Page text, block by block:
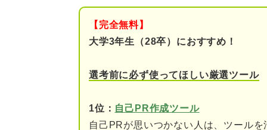
混同されがちなコンピテ
業務遂行能力を構成する2つの
発揮能力
【完全無料】
大学3年生（28卒）におすすめ！
選考前に必ず使ってほしい厳選ツール
1位： 自己PR作成ツール
自己PRが思いつかない人は、ツール